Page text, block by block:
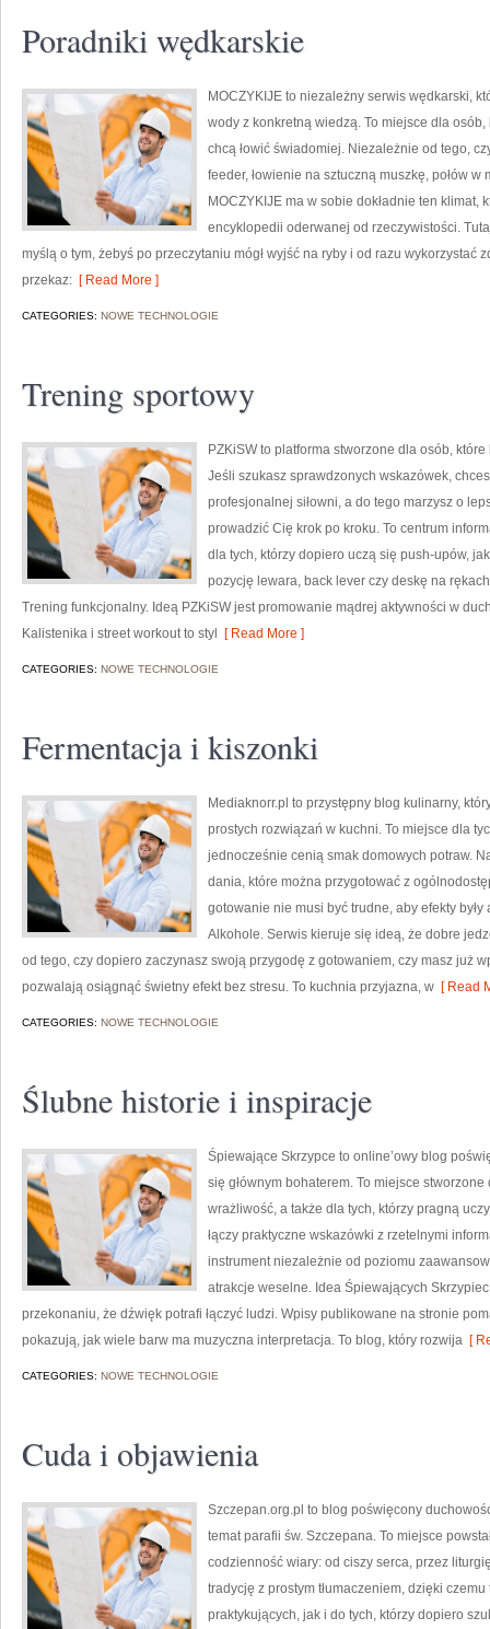
Poradniki wędkarskie
MOCZYKIJE to niezależny serwis wędkarski,
wody z konkretną wiedzą. To miejsce dla
chcą łowić świadomiej. Niezależnie od tego,
feeder, łowienie na sztuczną muszkę, połów
MOCZYKIJE ma w sobie dokładnie ten klimat,
encyklopedii oderwanej od rzeczywistości.
myślą o tym, żebyś po przeczytaniu mógł wyjść na ryby i od razu wykorzystać
przekaz: [ Read More ]
CATEGORIES: NOWE TECHNOLOGIE
Trening sportowy
PZKiSW to platforma stworzone dla osób,
Jeśli szukasz sprawdzonych wskazówek,
profesjonalnej siłowni, a do tego marzysz o
prowadzić Cię krok po kroku. To centrum
dla tych, którzy dopiero uczą się push-upów,
pozycję lewara, back lever czy deskę na
Trening funkcjonalny. Ideą PZKiSW jest promowanie mądrej aktywności w
Kalistenika i street workout to styl
[ Read More ]
CATEGORIES: NOWE TECHNOLOGIE
Fermentacja i kiszonki
Mediaknorr.pl to przystępny blog kulinarny,
prostych rozwiązań w kuchni. To miejsce dla
jednocześnie cenią smak domowych potraw.
dania, które można przygotować z
gotowanie nie musi być trudne, aby efekty
Alkohole. Serwis kieruje się ideą, że dobre
od tego, czy dopiero zaczynasz swoją przygodę z gotowaniem, czy masz już
pozwalają osiągnąć świetny efekt bez stresu. To kuchnia przyjazna, w [ Read
CATEGORIES: NOWE TECHNOLOGIE
Ślubne historie i inspiracje
Śpiewające Skrzypce to online’owy blog
się głównym bohaterem. To miejsce
wrażliwość, a także dla tych, którzy pragną
łączy praktyczne wskazówki z rzetelnymi
instrument niezależnie od poziomu
atrakcje weselne. Idea Śpiewających
przekonaniu, że dźwięk potrafi łączyć ludzi. Wpisy publikowane na stronie
pokazują, jak wiele barw ma muzyczna interpretacja. To blog, który rozwija [
CATEGORIES: NOWE TECHNOLOGIE
Cuda i objawienia
Szczepan.org.pl to blog poświęcony
temat parafii św. Szczepana. To miejsce
codzienność wiary: od ciszy serca, przez
tradycję z prostym tłumaczeniem, dzięki
praktykujących, jak i do tych, którzy dopiero